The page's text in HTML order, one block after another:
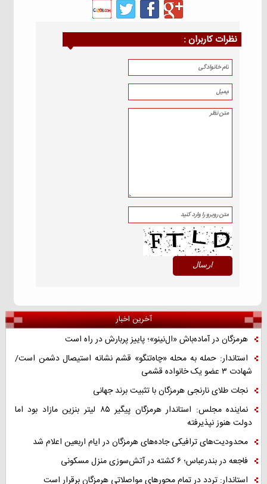
نظرات كاربران :
آخرین اخبار
هرمزگان در آماده‌باش «ال‌نینو»؛ پاییز پربارش در راه است
استاندار: حمله به محله «چاه‌تنگو» قشم نشانه استیصال دشمن است/
شهادت ۳ عضو یک خانواده قشمی
نجات طلای نارنجی هرمزگان با تثبیت برند جهانی
نماینده مجلس: استاندار هرمزگان پیگیر ۸۵ لیتر بنزین مازاد بود اما
دولت هنوز نپذیرفته
محدودیت‌های ترافیکی جاده‌های هرمزگان در ایام اربعین اعلام شد
فاجعه در بندرعباس؛ ۶ کشته در آتش‌سوزی منزل مسکونی
استاندار: تردد در تمام محورهای مواصلاتی هرمزگان برقرار است